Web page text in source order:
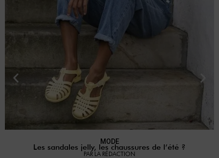
MODE
Les sandales jelly, les chaussures de l’été ?
PAR LA RÉDACTION